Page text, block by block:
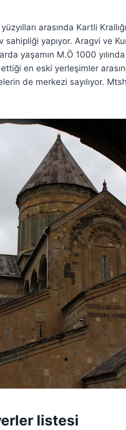
arasında Kartli
yapıyor. Aragvi ve
yaşamın M.Ö 1000
en eski yerleşimler
de merkezi sayılıyor.
listesi